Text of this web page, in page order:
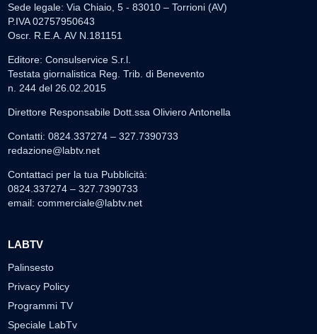
Sede legale: Via Chiaio, 5 - 83010 – Torrioni (AV)
P.IVA 02757950643
Oscr. R.E.A. AV N.181151
Editore: Consulservice S.r.l.
Testata giornalistica Reg. Trib. di Benevento
n. 244 del 26.02.2015
Direttore Responsabile Dott.ssa Oliviero Antonella
Contatti: 0824.337274 – 327.7390733
redazione@labtv.net
Contattaci per la tua Pubblicità:
0824.337274 – 327.7390733
email: commerciale@labtv.net
LABTV
Palinsesto
Privacy Policy
Programmi TV
Speciale LabTv